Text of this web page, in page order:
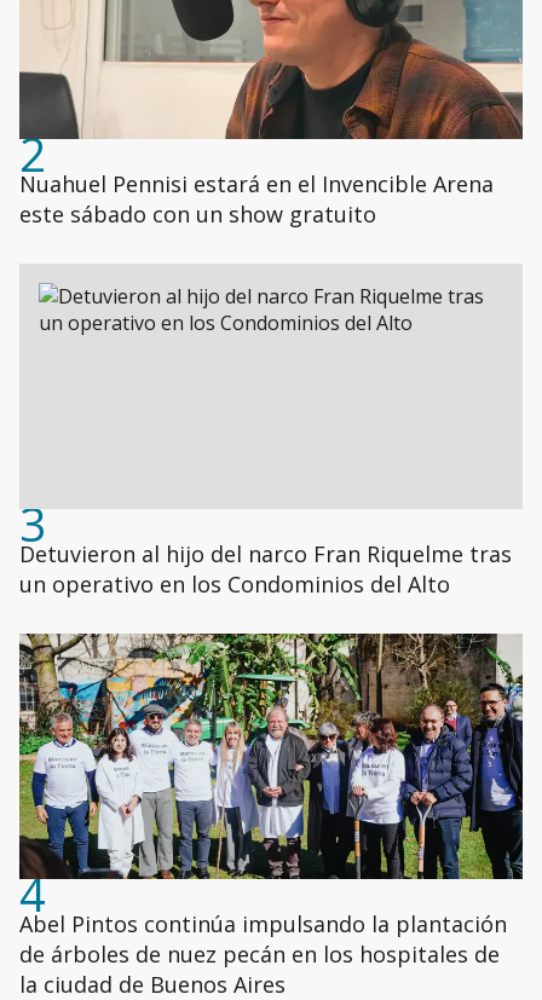
2
Nuahuel Pennisi estará en el Invencible Arena
este sábado con un show gratuito
3
Detuvieron al hijo del narco Fran Riquelme tras
un operativo en los Condominios del Alto
4
Abel Pintos continúa impulsando la plantación
de árboles de nuez pecán en los hospitales de
la ciudad de Buenos Aires